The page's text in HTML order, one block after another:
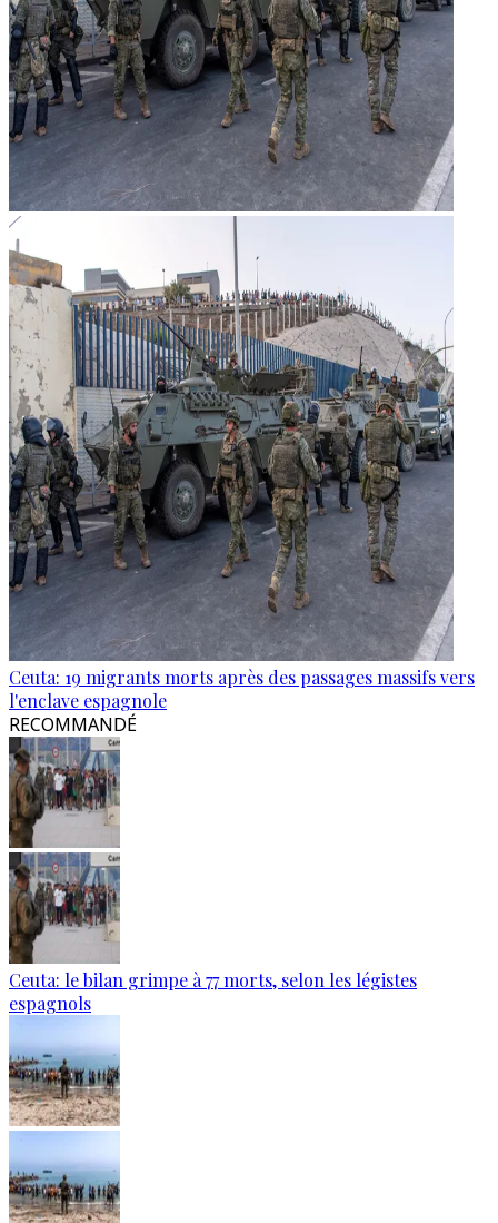
Ceuta: 19 migrants morts après des passages massifs vers
l'enclave espagnole
RECOMMANDÉ
Ceuta: le bilan grimpe à 77 morts, selon les légistes
espagnols